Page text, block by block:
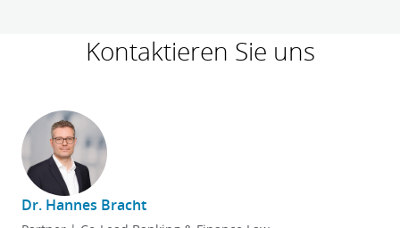
Kontaktieren Sie uns
Dr. Hannes Bracht